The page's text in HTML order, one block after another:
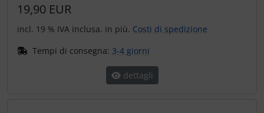
19,90 EUR
incl. 19 % IVA inclusa. in più. Costi di spedizione
Tempi di consegna: 3-4 giorni
dettagli